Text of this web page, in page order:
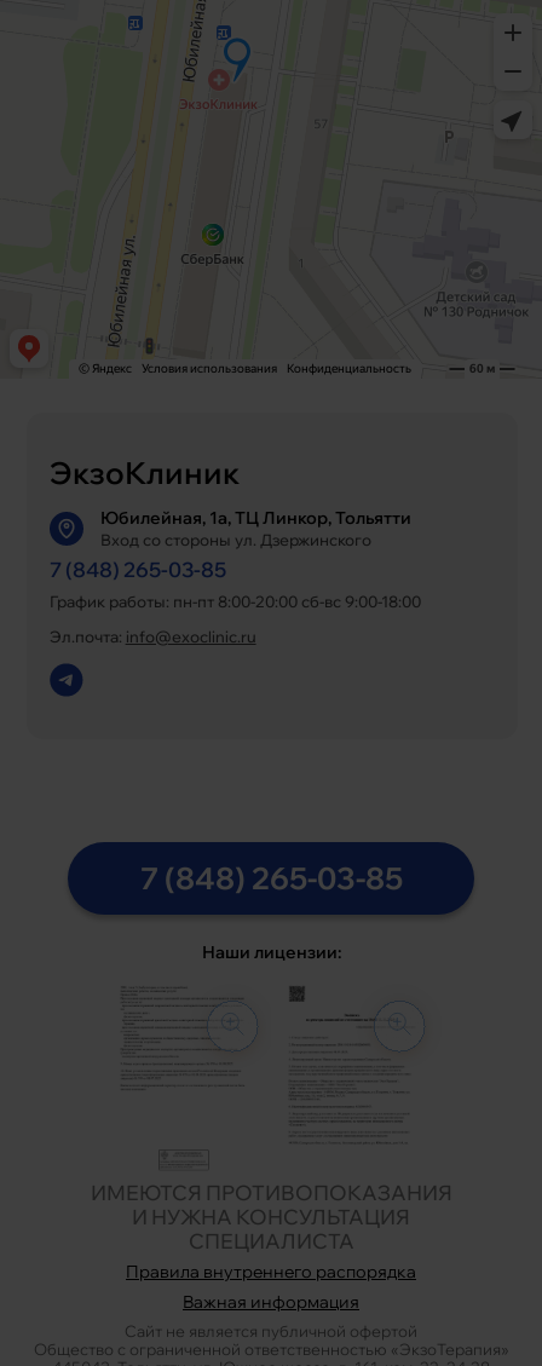
ЭкзоКлиник
Юбилейная, 1а, ТЦ Линкор, Тольятти
Вход со стороны ул. Дзержинского
7 (848) 265-03-85
График работы: пн-пт 8:00-20:00 сб-вс 9:00-18:00
Эл.почта: info@exoclinic.ru
Наши лицензии:
ИМЕЮТСЯ ПРОТИВОПОКАЗАНИЯ
И НУЖНА КОНСУЛЬТАЦИЯ
СПЕЦИАЛИСТА
Правила внутреннего распорядка
Важная информация
7 (848) 265-03-85
Сайт не является публичной офертой
Общество с ограниченной ответственностью «ЭкзоТерапия»